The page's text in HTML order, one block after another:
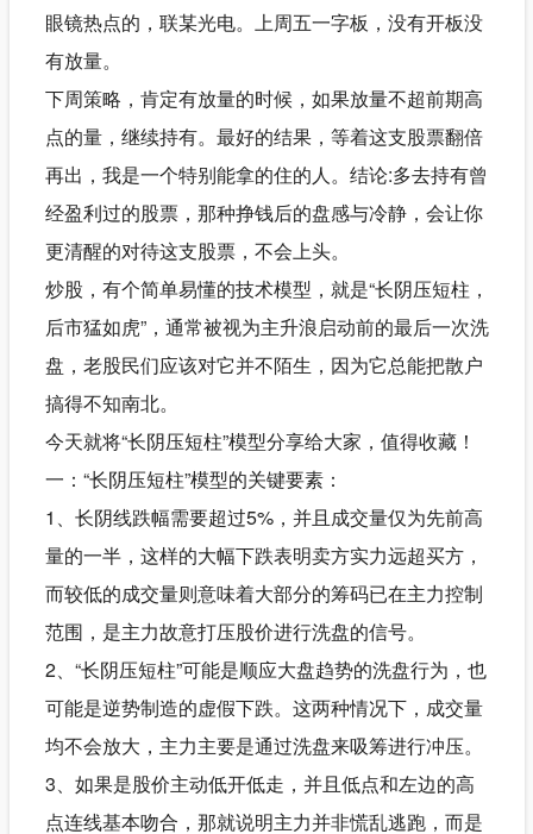
眼镜热点的，联某光电。上周五一字板，没有开板没
有放量。
下周策略，肯定有放量的时候，如果放量不超前期高
点的量，继续持有。最好的结果，等着这支股票翻倍
再出，我是一个特别能拿的住的人。结论:多去持有曾
经盈利过的股票，那种挣钱后的盘感与冷静，会让你
更清醒的对待这支股票，不会上头。
炒股，有个简单易懂的技术模型，就是“长阴压短柱，
后市猛如虎”，通常被视为主升浪启动前的最后一次洗
盘，老股民们应该对它并不陌生，因为它总能把散户
搞得不知南北。
今天就将“长阴压短柱”模型分享给大家，值得收藏！
一：“长阴压短柱”模型的关键要素：
1、长阴线跌幅需要超过5%，并且成交量仅为先前高
量的一半，这样的大幅下跌表明卖方实力远超买方，
而较低的成交量则意味着大部分的筹码已在主力控制
范围，是主力故意打压股价进行洗盘的信号。
2、“长阴压短柱”可能是顺应大盘趋势的洗盘行为，也
可能是逆势制造的虚假下跌。这两种情况下，成交量
均不会放大，主力主要是通过洗盘来吸筹进行冲压。
3、如果是股价主动低开低走，并且低点和左边的高
点连线基本吻合，那就说明主力并非慌乱逃跑，而是